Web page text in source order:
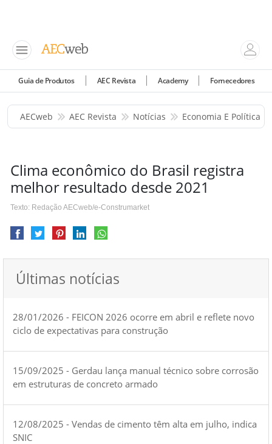
Guia de Produtos AEC Revista Academy Fornecedores
AECweb AEC Revista Notícias Economia E Política
Clima econômico do Brasil registra
melhor resultado desde 2021
Texto: Redação AECweb/e-Construmarket
Últimas notícias
28/01/2026 - FEICON 2026 ocorre em abril e reflete novo
ciclo de expectativas para construção
15/09/2025 - Gerdau lança manual técnico sobre corrosão
em estruturas de concreto armado
12/08/2025 - Vendas de cimento têm alta em julho, indica
SNIC